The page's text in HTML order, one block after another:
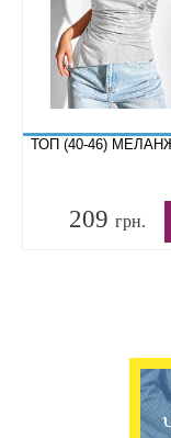
ТОП (40-46)
209 грн.